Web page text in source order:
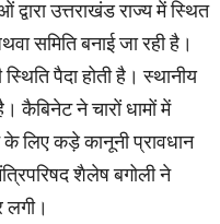
उत्तराखंड राज्य में स्थित
समिति बनाई जा रही है।
पैदा होती है। स्थानीय
कैबिनेट ने चारों धामों में
के लिए कड़े कानूनी प्रावधान
शैलेष बगोली ने
लगी।